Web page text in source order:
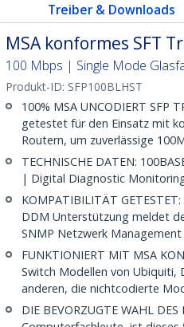
Treiber & Downloads
MSA konformes SFT
100 Mbps | Single Mode
Produkt-ID: SFP100BLHST
100% MSA UNCODIERT SFP
getestet für den Einsatz mit
Routern, um zuverlässige
TECHNISCHE DATEN:
| Digital Diagnostic
KOMPATIBILITÄT
DDM Unterstützung meldet
SNMP Netzwerk
FUNKTIONIERT MIT MSA
Switch Modellen von Ubiquiti,
anderen, die nichtcodierte
DIE BEVORZUGTE WAHL